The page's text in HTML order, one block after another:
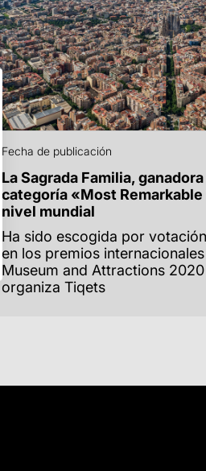
Fecha de publicación
La Sagrada Familia,
categoría «Most Remarkable
nivel mundial
Ha sido escogida por
en los premios
Museum and Attractions
organiza Tiqets